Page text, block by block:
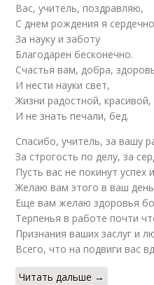
Вас, учитель, поздравляю,
С днем рождения я
За науку и заботу
Благодарен бесконечно.
Счастья вам, добра,
И нести науки свет,
Жизни радостной, красивой,
И не знать печали, бед.
Спасибо, учитель, за вашу
За строгость по делу, за
Пусть вас не покинут успех
Желаю вам этого в ваш
Еще вам желаю здоровья
Терпенья в работе почти
Признания ваших заслуг и
Всего, что на подвиги вас
Читать дальше →